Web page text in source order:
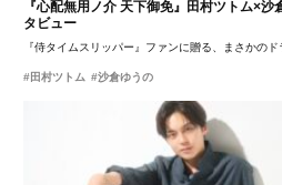
『心配無用ノ介 天下御免』田村ツトム×沙
タビュー
『侍タイムスリッパー』ファンに贈る、まさかの
#田村ツトム #沙倉ゆうの